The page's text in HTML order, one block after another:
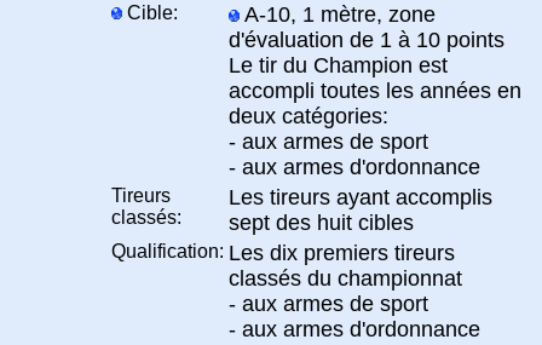
Cible:
A-10, 1 mètre, zone
d'évaluation de 1 à 10 points
Le tir du Champion est
accompli toutes les années en
deux catégories:
- aux armes de sport
- aux armes d'ordonnance
Tireurs
classés:
Les tireurs ayant accomplis
sept des huit cibles
Qualification: Les dix premiers tireurs
classés du championnat
- aux armes de sport
- aux armes d'ordonnance